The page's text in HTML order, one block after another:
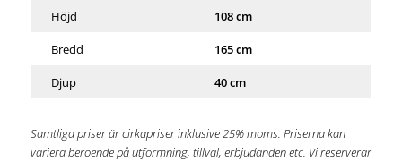
Höjd 108 cm
Bredd 165 cm
Djup 40 cm
Samtliga priser är cirkapriser inklusive 25% moms. Priserna kan
variera beroende på utformning, tillval, erbjudanden etc. Vi reserverar